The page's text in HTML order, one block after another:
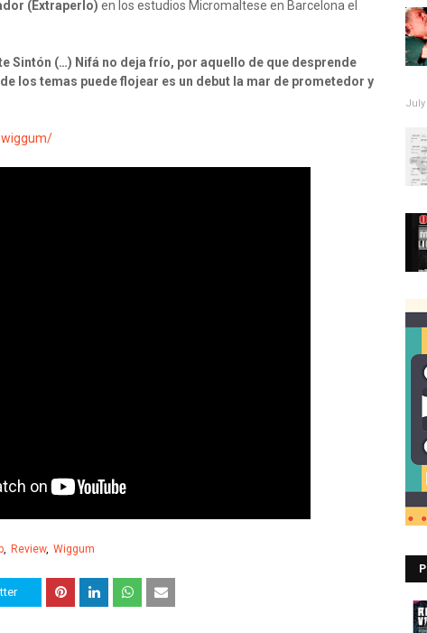
(Extraperlo) en los estudios Micromaltese en Barcelona el
Sintón (…) Nifá no deja frío, por aquello de que desprende
los temas puede flojear es un debut la mar de prometedor y
Review Wiggum
July